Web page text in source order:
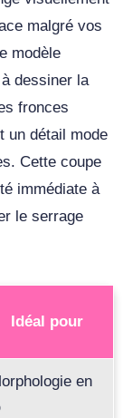
malgré vos
modèle
dessiner la
fronces
un détail mode
Cette coupe
immédiate à
le serrage
Idéal pour
en